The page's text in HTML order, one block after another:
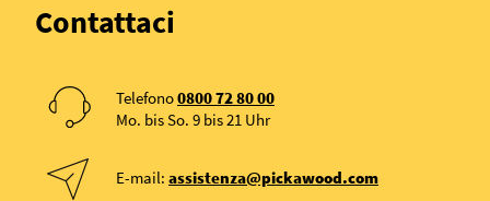
Contattaci
Telefono0800 72 80 00
Mo. bis So. 9 bis 21 Uhr
E-mail: assistenza@pickawood.com